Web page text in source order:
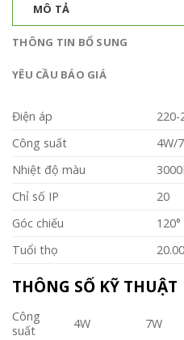
MÔ TẢ
THÔNG TIN BỔ SUNG
YÊU CẦU BÁO GIÁ
Điện áp
220-
Công suất
4W/
Nhiệt độ màu
Chỉ số IP
20
Góc chiếu
120°
Tuổi thọ
THÔNG SỐ KỸ THUẬT
Công
suất
4W 7W